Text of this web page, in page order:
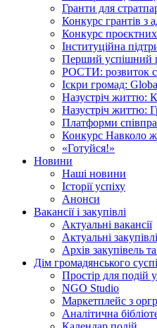
Гранти для
Конкурс грантів з
Конкурс проєктних
Інституційна
Перший успішний
РОСТИ: розвиток
Іскри громад:
Назустріч життю:
Назустріч життю:
Платформи
Конкурс Навколо
«Готуйся!»
Новини
Наші новини
Історії успіху
Анонси
Вакансії і закупівлі
Актуальні вакансії
Актуальні
Архів закупівель
Дім громадянського
Простір для подій
NGO Studio
Маркетплейс з
Аналітична